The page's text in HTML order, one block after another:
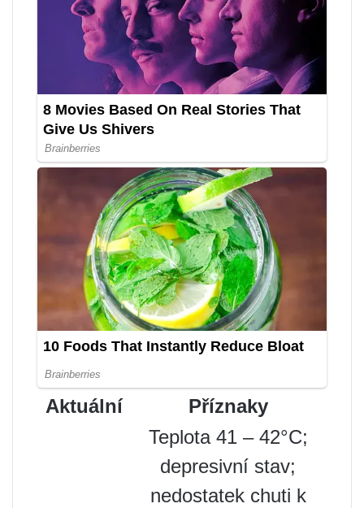
Aktuální Příznaky
Teplota 41 – 42°C;
depresivní stav;
nedostatek chuti k